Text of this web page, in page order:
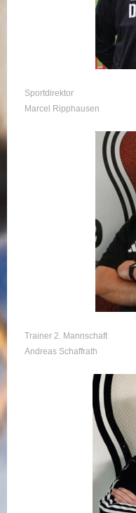
Sportdirektor
Marcel Ripphausen
Trainer 2. Mannschaft
Andreas Schaffrath